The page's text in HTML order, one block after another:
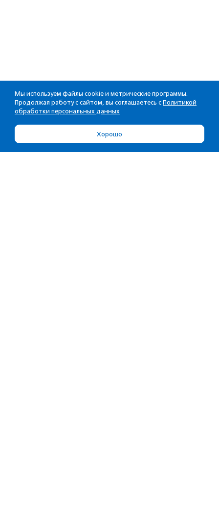
Мы используем файлы cookie и метрические программы.
Продолжая работу с сайтом, вы соглашаетесь с Политикой
обработки персональных данных
Хорошо